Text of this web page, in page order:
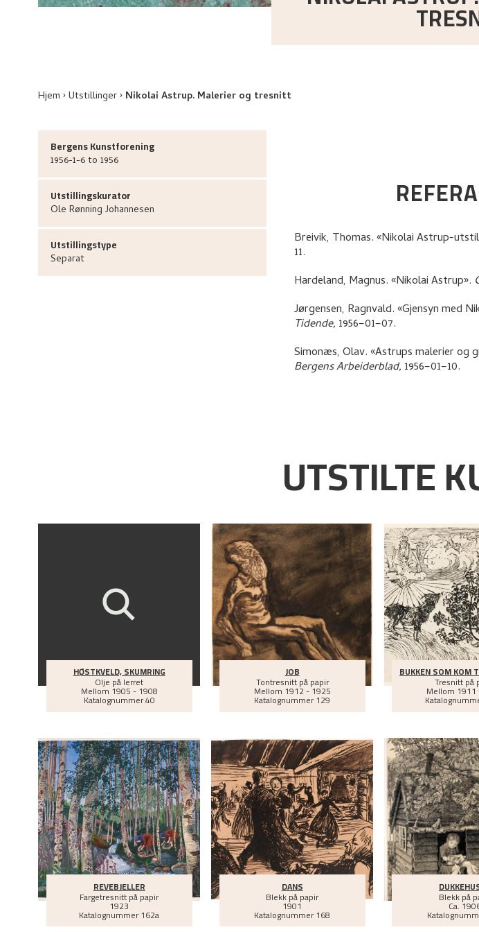
Hjem Utstillinger Nikolai Astrup. Malerier og tresnitt
Bergens Kunstforening
1956-1-6 to 1956
Utstillingskurator
Ole Rønning Johannesen
Utstillingstype
Separat
Breivik, Thomas.«Nikolai Astrup-
11.
Hardeland, Magnus.«Nikolai Astrup».
Jørgensen, Ragnvald.«Gjensyn med
Tidende, 1956–01–07.
Simonæs, Olav.«Astrups malerier og
Bergens Arbeiderblad, 1956–01–10.
UTSTILTE
HØSTKVELD, SKUMRING
Olje på lerret
Mellom 1905 - 1908
Katalognummer 40
JOB
Tontresnitt på papir
Mellom 1912 - 1925
Katalognummer 129
BUKKEN SOM KOM
Tresnitt på
Mellom
REVEBJELLER
Fargetresnitt på papir
1923
Katalognummer 162a
DANS
Blekk på papir
1901
Katalognummer 168
Blekk på
Ca.